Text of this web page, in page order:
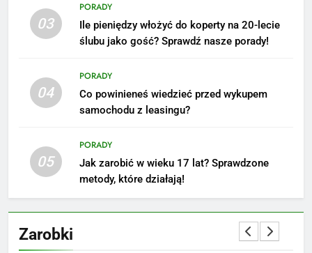
03
PORADY
Ile pieniędzy włożyć do koperty na 20-lecie
ślubu jako gość? Sprawdź nasze porady!
04
PORADY
Co powinieneś wiedzieć przed wykupem
samochodu z leasingu?
05
PORADY
Jak zarobić w wieku 17 lat? Sprawdzone
metody, które działają!
Zarobki
zainspirują
ZAROBKI
Jak przygotować się finansowo
na narodziny dziecka: ile to
budżet
PORADY
8